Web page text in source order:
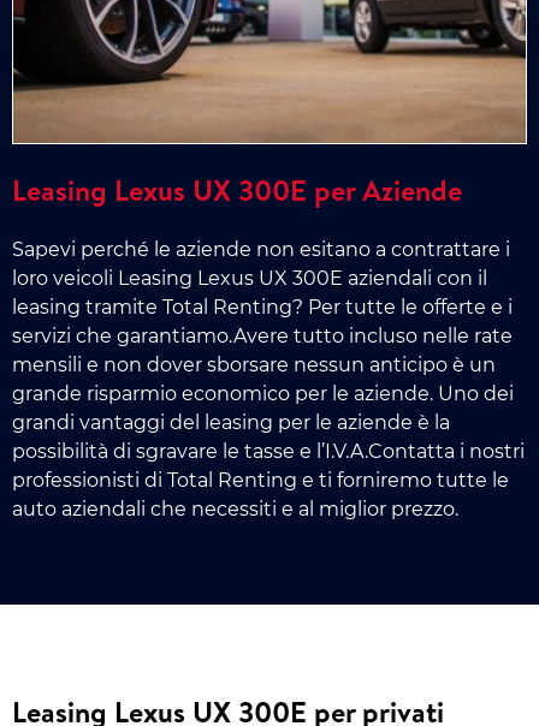
Leasing Lexus UX 300E per Aziende
Sapevi perché le aziende non esitano a contrattare i
loro veicoli Leasing Lexus UX 300E aziendali con il
leasing tramite Total Renting? Per tutte le offerte e i
servizi che garantiamo.Avere tutto incluso nelle rate
mensili e non dover sborsare nessun anticipo è un
grande risparmio economico per le aziende. Uno dei
grandi vantaggi del leasing per le aziende è la
possibilità di sgravare le tasse e l’I.V.A.Contatta i nostri
professionisti di Total Renting e ti forniremo tutte le
auto aziendali che necessiti e al miglior prezzo.
Leasing Lexus UX 300E per privati